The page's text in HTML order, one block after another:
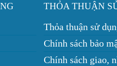
THỎA THUẬN
Thỏa thuận sử
Chính sách bảo
Chính sách giao,